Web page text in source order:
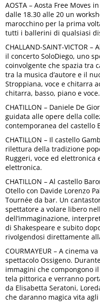
AOSTA – Aosta Free Moves
dalle 18.30 alle 20 un
marocchino per la prima
tutti i ballerini di qualsiasi
CHALLAND-SAINT-VICTOR
il concerto SoloDiego, uno
coinvolgente che spazia tra
tra la musica d’autore e il
Stroppiana, voce e chitarra
chitarra, basso, piano e voce.
CHATILLON – Daniele De
guidata alle opere della
contemporanea del castello
CHATILLON – Il castello
rilettura della tradizione
Ruggeri, voce ed elettronica
elettronica.
CHATILLON – Al castello
Otello con Davide Lorenzo
Tournée da bar. Un
spettatore a volare libero
dell’immaginazione,
di Shakespeare e subito
rivolgendosi direttamente
COURMAYEUR – A cinema
spettacolo Ossigeno.
immagini che compongono
tela pittorica e verranno
da Elisabetta Seratoni,
che daranno magica vita